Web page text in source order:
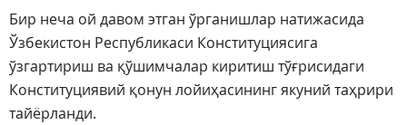
Бир неча ой давом этган ўрганишлар натижасида
Ўзбекистон Республикаси Конституциясига
ўзгартириш ва қўшимчалар киритиш тўғрисидаги
Конституциявий қонун лойиҳасининг якуний таҳрири
тайёрланди.